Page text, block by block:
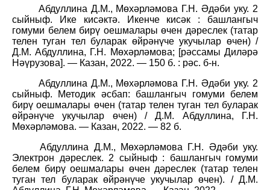
Абдуллина Д.М., Мөхәрләмова Г.Н. Әдәби уку. 2
сыйныф. Ике кисәктә. Икенче кисәк : башлангыч
гомуми белем бирү оешмалары өчен дәреслек (татар
телен туган тел буларак өйрәнүче укучылар өчен) /
Д.М. Абдуллина, Г.Н. Мөхәрләмова; [рәссамы Диләрә
Нәүрузова]. — Казан, 2022. — 150 б. : рәс. б-н.
Абдуллина Д.М., Мөхәрләмова Г.Н. Әдәби уку. 2
сыйныф. Методик әсбап: башлангыч гомуми белем
бирү оешмалары өчен (татар телен туган тел буларак
өйрәнүче укучылар өчен) / Д.М. Абдуллина, Г.Н.
Мөхәрләмова. — Казан, 2022. — 82 б.
Абдуллина Д.М., Мөхәрләмова Г.Н. Әдәби уку.
Электрон дәреслек. 2 сыйныф : башлангыч гомуми
белем бирү оешмалары өчен дәреслек (татар телен
туган тел буларак өйрәнүче укучылар өчен). / Д.М.